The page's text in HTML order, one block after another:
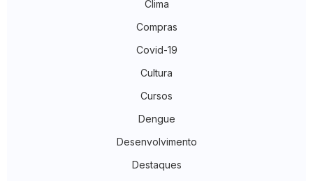
Clima
Compras
Covid-19
Cultura
Cursos
Dengue
Desenvolvimento
Destaques